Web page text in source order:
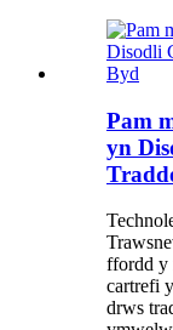
Pam
yn
ffordd y
cartrefi
drws